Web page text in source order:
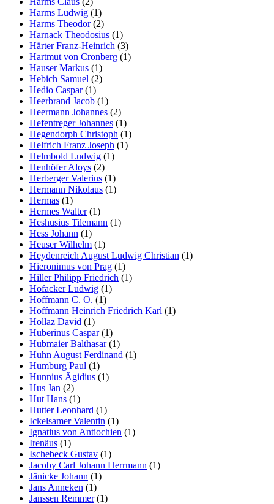
Harms Ludwig (1)
Harms Theodor(2)
Harnack Theodosius (1)
Härter Franz-Heinrich (3)
Hartmut von Cronberg (1)
Hauser Markus (1)
Hebich Samuel (2)
Hedio Caspar(1)
Heerbrand Jacob (1)
Heermann Johannes (2)
Hefentreger Johannes (1)
Hegendorph Christoph (1)
Helfrich Franz Joseph (1)
Helmbold Ludwig (1)
Henhöfer Aloys (2)
Herberger Valerius (1)
Hermann Nikolaus (1)
Hermas (1)
Hermes Walter(1)
Heshusius Tilemann (1)
Hess Johann (1)
Heuser Wilhelm (1)
Heydenreich August Ludwig Christian (1)
Hieronimus von Prag (1)
Hiller Philipp Friedrich (1)
Hofacker Ludwig (1)
Hoffmann C. O. (1)
Hoffmann Heinrich Friedrich Karl (1)
Hollaz David (1)
Huberinus Caspar(1)
Hubmaier Balthasar(1)
Huhn August Ferdinand (1)
Humburg Paul (1)
Hunnius Ägidius (1)
Hus Jan (2)
Hut Hans (1)
Hutter Leonhard (1)
Ickelsamer Valentin (1)
Ignatius von Antiochien (1)
Irenäus (1)
Ischebeck Gustav (1)
Jacoby Carl Johann Herrmann (1)
Jänicke Johann (1)
Jans Anneken (1)
Janssen Remmer(1)